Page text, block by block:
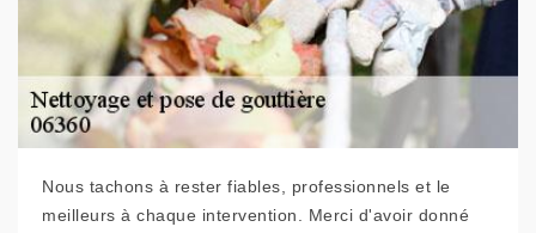
Nous tachons à rester fiables, professionnels et le
meilleurs à chaque intervention. Merci d'avoir donné